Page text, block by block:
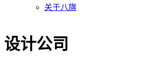
关于八旗
设计公司